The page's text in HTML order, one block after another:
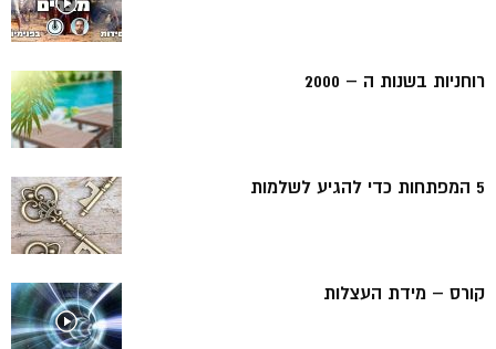
רוחניות בשנות ה – 2000
5 המפתחות כדי להגיע לשלמות
קורס – מידת העצלות